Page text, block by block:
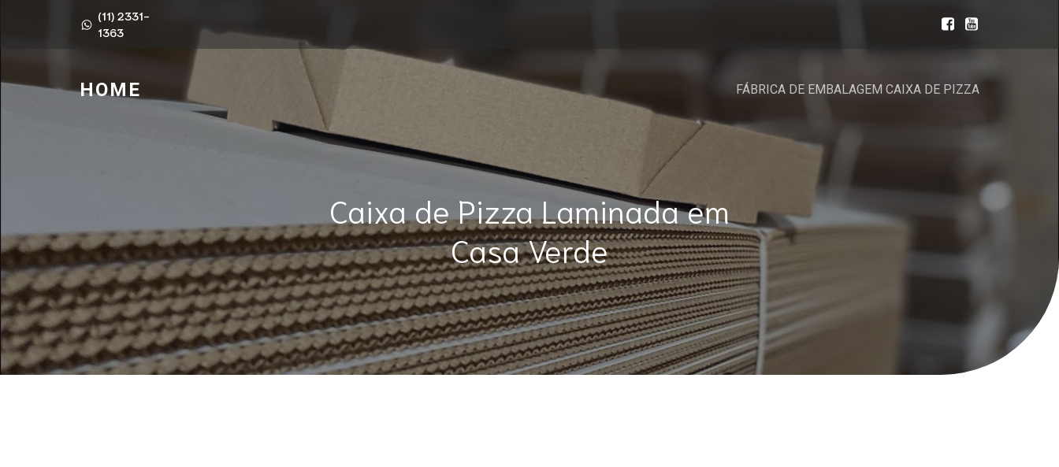
(11) 2331-
1363
HOME FÁBRICA DE EMBALAGEM CAIXA DE PIZZA
Caixa de Pizza Laminada em
Casa Verde